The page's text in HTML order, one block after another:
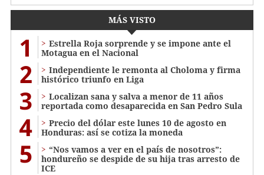
MÁS VISTO
1
Estrella Roja sorprende y se impone ante el
Motagua en el Nacional
2
Independiente le remonta al Choloma y firma
histórico triunfo en Liga
3
Localizan sana y salva a menor de 11 años
reportada como desaparecida en San Pedro Sula
4
Precio del dólar este lunes 10 de agosto en
Honduras: así se cotiza la moneda
5
“Nos vamos a ver en el país de nosotros”:
hondureño se despide de su hija tras arresto de
ICE